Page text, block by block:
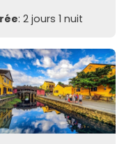
: 2 jours 1 nuit